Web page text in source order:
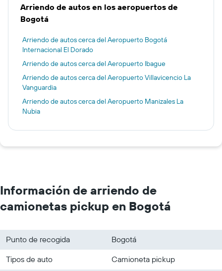
Arriendo de autos en los aeropuertos de
Bogotá
Arriendo de autos cerca del Aeropuerto Bogotá
Internacional El Dorado
Arriendo de autos cerca del Aeropuerto Ibague
Arriendo de autos cerca del Aeropuerto Villavicencio La
Vanguardia
Arriendo de autos cerca del Aeropuerto Manizales La
Nubia
Información de arriendo de
camionetas pickup en Bogotá
Punto de recogida
Bogotá
Tipos de auto
Camioneta pickup